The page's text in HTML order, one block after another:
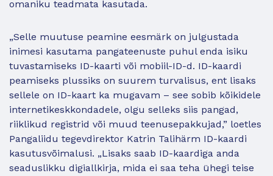
omaniku teadmata kasutada.
„Selle muutuse peamine eesmärk on julgustada
inimesi kasutama pangateenuste puhul enda isiku
tuvastamiseks ID-kaarti või mobiil-ID-d. ID-kaardi
peamiseks plussiks on suurem turvalisus, ent lisaks
sellele on ID-kaart ka mugavam – see sobib kõikidele
internetikeskkondadele, olgu selleks siis pangad,
riiklikud registrid või muud teenusepakkujad,” loetles
Pangaliidu tegevdirektor Katrin Talihärm ID-kaardi
kasutusvõimalusi. „Lisaks saab ID-kaardiga anda
seaduslikku digiallkirja, mida ei saa teha ühegi teise